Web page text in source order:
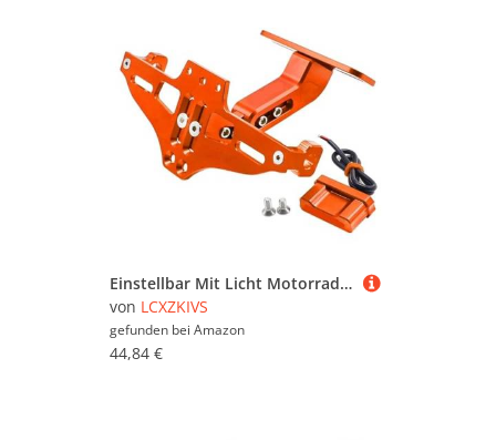
Einstellbar Mit Licht Motorrad Lizenz Nummer Platte Halter Halterung FÜR RC125 RC 125 2014-2023 2022 2021 2020 2019(Orange)
von LCXZKIVS
gefunden bei Amazon
44,84 €